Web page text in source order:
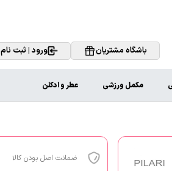
باشگاه مشتریان ورود | ثبت نام
مکمل ورزشی عطر و ادکلن
ضمانت اصل بودن کالا